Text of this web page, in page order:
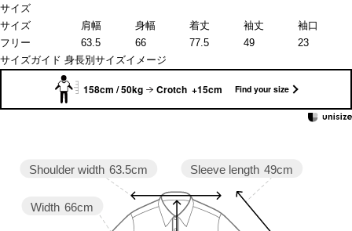
サイズ
サイズ
肩幅 身幅 着丈 袖丈
袖口
フリー
63.5 66 77.5 49
23
サイズガイド 身長別サイズイメージ
158cm / 50kg Crotch +15cm Find your size
Sleeve length 49cm
Width 66cm
Shoulder width 63.5cm